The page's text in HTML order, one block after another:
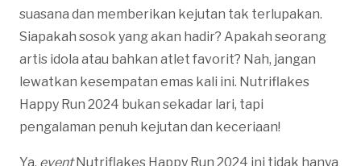
suasana dan memberikan kejutan tak terlupakan.
Siapakah sosok yang akan hadir? Apakah seorang
artis idola atau bahkan atlet favorit? Nah, jangan
lewatkan kesempatan emas kali ini. Nutriflakes
Happy Run 2024 bukan sekadar lari, tapi
pengalaman penuh kejutan dan keceriaan!
Ya, eventNutriflakes Happy Run 2024 ini tidak hanya